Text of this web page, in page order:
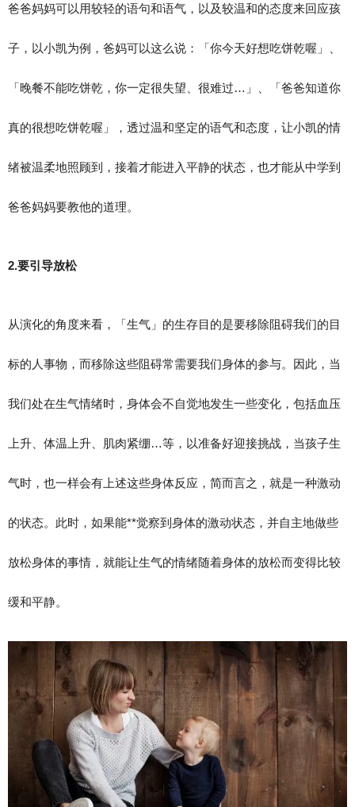
爸爸妈妈可以用较轻的语句和语气，以及较温和的态度来回应孩
子，以小凯为例，爸妈可以这么说：「你今天好想吃饼乾喔」、
「晚餐不能吃饼乾，你一定很失望、很难过…」、「爸爸知道你
真的很想吃饼乾喔」，透过温和坚定的语气和态度，让小凯的情
绪被温柔地照顾到，接着才能进入平静的状态，也才能从中学到
爸爸妈妈要教他的道理。
2.要引导放松
从演化的角度来看，「生气」的生存目的是要移除阻碍我们的目
标的人事物，而移除这些阻碍常需要我们身体的参与。因此，当
我们处在生气情绪时，身体会不自觉地发生一些变化，包括血压
上升、体温上升、肌肉紧绷…等，以准备好迎接挑战，当孩子生
气时，也一样会有上述这些身体反应，简而言之，就是一种激动
的状态。此时，如果能**觉察到身体的激动状态，并自主地做些
放松身体的事情，就能让生气的情绪随着身体的放松而变得比较
缓和平静。